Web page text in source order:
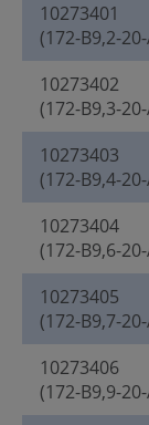
10273401
(172-B9,2-
10273402
(172-B9,3-
10273403
(172-B9,4-
10273404
(172-B9,6-
10273405
(172-B9,7-
10273406
(172-B9,9-